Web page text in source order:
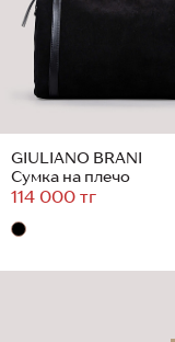
GIULIANO BRANI
Сумка на плечо
114 000 тг